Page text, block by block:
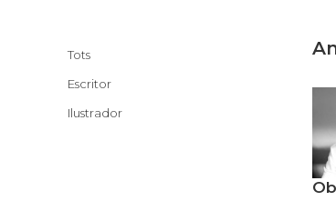
Tots
Escritor
Ilustrador